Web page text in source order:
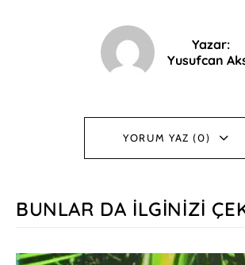
Yazar:
Yusufcan
YORUM YAZ (0)
BUNLAR DA İLGINIZI